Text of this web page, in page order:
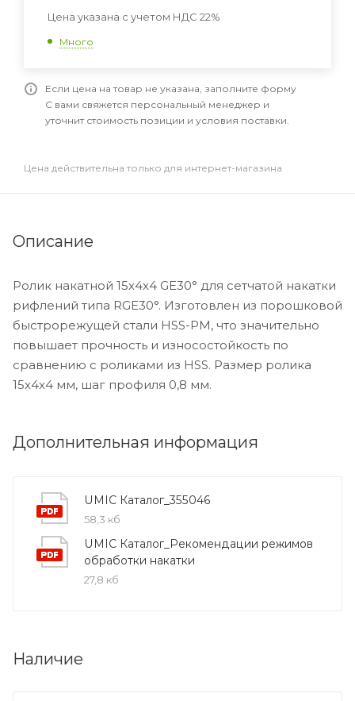
Цена указана с учетом НДС 22%
Много
Если цена на товар не указана, заполните форму
С вами свяжется персональный менеджер и
уточнит стоимость позиции и условия поставки.
Цена действительна только для интернет-магазина
Описание
Ролик накатной 15x4x4 GE30° для сетчатой накатки
рифлений типа RGE30°. Изготовлен из порошковой
быстрорежущей стали HSS-PM, что значительно
повышает прочность и износостойкость по
сравнению с роликами из HSS. Размер ролика
15x4x4 мм, шаг профиля 0,8 мм.
Дополнительная информация
UMIC Каталог_355046
58,3 кб
UMIC Каталог_Рекомендации режимов
обработки накатки
27,8 кб
Наличие